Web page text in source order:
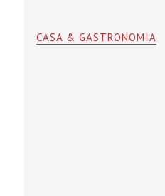
CASA & GASTRONOMIA